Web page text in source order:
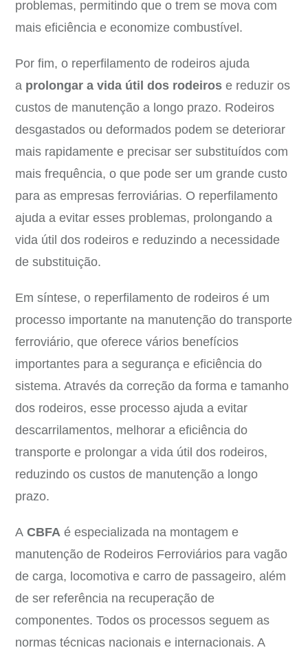
problemas, permitindo que o trem se mova com
mais eficiência e economize combustível.
Por fim, o reperfilamento de rodeiros ajuda
a prolongar a vida útil dos rodeiros e reduzir os
custos de manutenção a longo prazo. Rodeiros
desgastados ou deformados podem se deteriorar
mais rapidamente e precisar ser substituídos com
mais frequência, o que pode ser um grande custo
para as empresas ferroviárias. O reperfilamento
ajuda a evitar esses problemas, prolongando a
vida útil dos rodeiros e reduzindo a necessidade
de substituição.
Em síntese, o reperfilamento de rodeiros é um
processo importante na manutenção do transporte
ferroviário, que oferece vários benefícios
importantes para a segurança e eficiência do
sistema. Através da correção da forma e tamanho
dos rodeiros, esse processo ajuda a evitar
descarrilamentos, melhorar a eficiência do
transporte e prolongar a vida útil dos rodeiros,
reduzindo os custos de manutenção a longo
prazo.
A CBFA é especializada na montagem e
manutenção de Rodeiros Ferroviários para vagão
de carga, locomotiva e carro de passageiro, além
de ser referência na recuperação de
componentes. Todos os processos seguem as
normas técnicas nacionais e internacionais. A